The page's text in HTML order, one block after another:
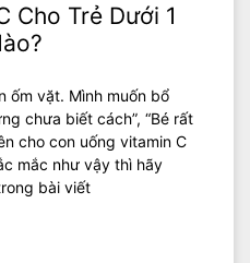
Cho Trẻ Dưới 1
ốm vặt. Mình muốn bổ
chưa biết cách”, “Bé rất
cho con uống vitamin C
mắc như vậy thì hãy
bài viết